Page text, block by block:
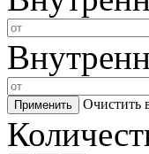
Применить Очистить